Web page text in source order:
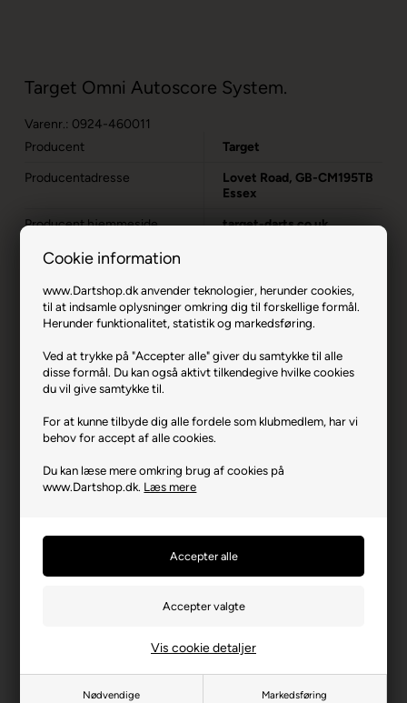
Cookie information
www.Dartshop.dk anvender teknologier, herunder cookies,
til at indsamle oplysninger omkring dig til forskellige formål.
Herunder funktionalitet, statistik og markedsføring.
Ved at trykke på "Accepter alle" giver du samtykke til alle
disse formål. Du kan også aktivt tilkendegive hvilke cookies
du vil give samtykke til.
For at kunne tilbyde dig alle fordele som klubmedlem, har vi
behov for accept af alle cookies.
Du kan læse mere omkring brug af cookies på
www.Dartshop.dk. Læs mere
Nødvendige Markedsføring
Vis cookie detaljer
Target Omni Autoscore System.
Varenr.: 0924-460011
Producent
Target
Producentadresse
Lovet Road, GB-CM195TB
Essex
Producent hjemmeside
target-darts.co.uk
Advarsler
opsyn.